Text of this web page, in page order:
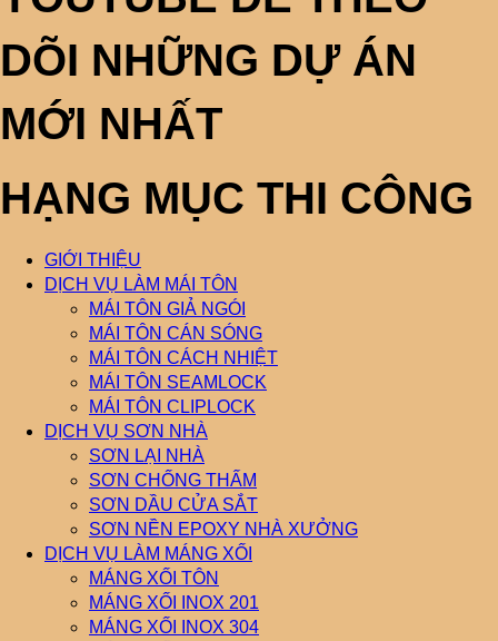
DÕI NHỮNG DỰ ÁN
MỚI NHẤT
HẠNG MỤC THI CÔNG
GIỚI THIỆU
DỊCH VỤ LÀM MÁI TÔN
MÁI TÔN GIẢ NGÓI
MÁI TÔN CÁN SÓNG
MÁI TÔN CÁCH NHIỆT
MÁI TÔN SEAMLOCK
MÁI TÔN CLIPLOCK
DỊCH VỤ SƠN NHÀ
SƠN LẠI NHÀ
SƠN CHỐNG THẤM
SƠN DẦU CỬA SẮT
SƠN NỀN EPOXY NHÀ XƯỞNG
DỊCH VỤ LÀM MÁNG XỐI
MÁNG XỐI TÔN
MÁNG XỐI INOX 201
MÁNG XỐI INOX 304